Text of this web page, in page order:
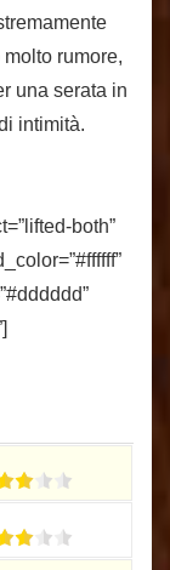
rumore,
una serata in
intimità.
both”